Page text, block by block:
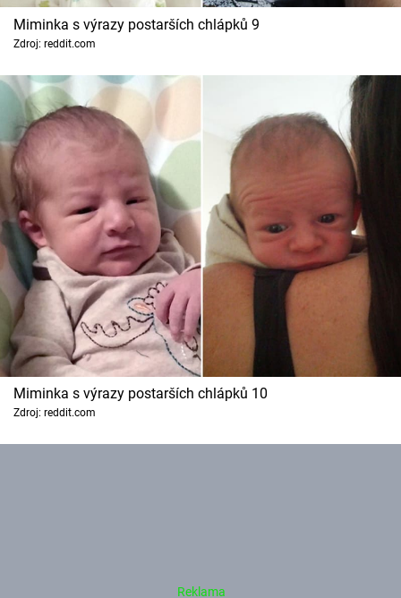
Miminka s výrazy postarších chlápků 9
Zdroj: reddit.com
Miminka s výrazy postarších chlápků 10
Zdroj: reddit.com